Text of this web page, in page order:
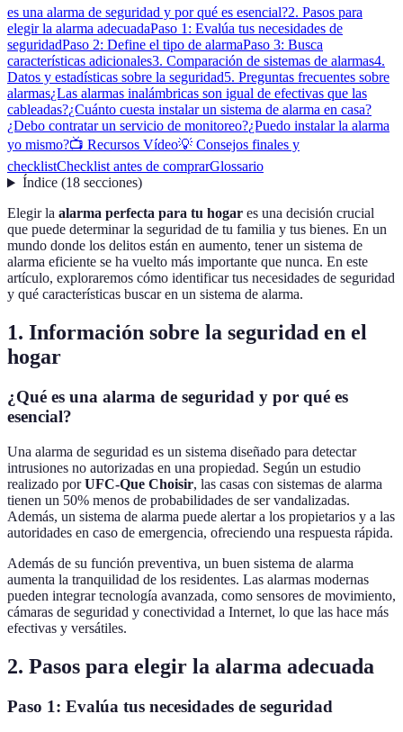
es una alarma de seguridad y por qué es esencial?2. Pasos para
elegir la alarma adecuadaPaso 1: Evalúa tus necesidades de
seguridadPaso 2: Define el tipo de alarmaPaso 3: Busca
características adicionales3. Comparación de sistemas de alarmas4.
Datos y estadísticas sobre la seguridad5. Preguntas frecuentes sobre
alarmas¿Las alarmas inalámbricas son igual de efectivas que las
cableadas?¿Cuánto cuesta instalar un sistema de alarma en casa?
¿Debo contratar un servicio de monitoreo?¿Puedo instalar la alarma
yo mismo?📺 Recursos Vídeo💡 Consejos finales y
checklistChecklist antes de comprarGlossario
Índice(18 secciones)
Elegir la alarma perfecta para tu hogar es una decisión crucial
que puede determinar la seguridad de tu familia y tus bienes. En un
mundo donde los delitos están en aumento, tener un sistema de
alarma eficiente se ha vuelto más importante que nunca. En este
artículo, exploraremos cómo identificar tus necesidades de seguridad
y qué características buscar en un sistema de alarma.
1. Información sobre la seguridad en el
hogar
¿Qué es una alarma de seguridad y por qué es
esencial?
Una alarma de seguridad es un sistema diseñado para detectar
intrusiones no autorizadas en una propiedad. Según un estudio
realizado porUFC-Que Choisir, las casas con sistemas de alarma
tienen un 50% menos de probabilidades de ser vandalizadas.
Además, un sistema de alarma puede alertar a los propietarios y a las
autoridades en caso de emergencia, ofreciendo una respuesta rápida.
Además de su función preventiva, un buen sistema de alarma
aumenta la tranquilidad de los residentes. Las alarmas modernas
pueden integrar tecnología avanzada, como sensores de movimiento,
cámaras de seguridad y conectividad a Internet, lo que las hace más
efectivas y versátiles.
2. Pasos para elegir la alarma adecuada
Paso 1: Evalúa tus necesidades de seguridad